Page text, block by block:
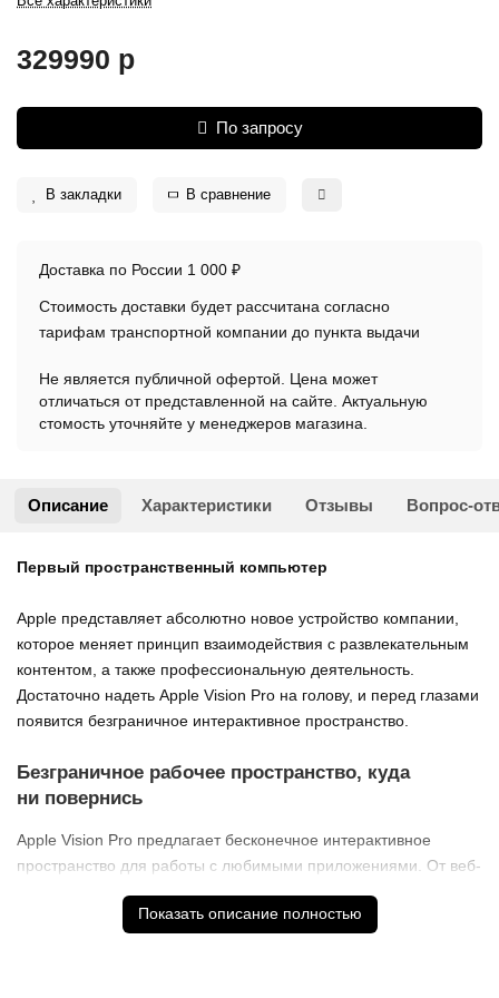
329990 р
По запросу
В закладки В сравнение
Доставка по России 1 000 ₽
Стоимость доставки будет рассчитана согласно
тарифам транспортной компании до пункта выдачи
Не является публичной офертой. Цена может
отличаться от представленной на сайте. Актуальную
стомость уточняйте у менеджеров магазина.
Описание Характеристики Отзывы Вопрос-
Первый пространственный компьютер
Apple представляет абсолютно новое устройство компании,
которое меняет принцип взаимодействия с развлекательным
контентом, а также профессиональную деятельность.
Достаточно надеть Apple Vision Pro на голову, и перед глазами
появится безграничное интерактивное пространство.
Безграничное рабочее пространство, куда
ни повернись
Apple Vision Pro предлагает бесконечное интерактивное
пространство для работы с любимыми приложениями. От веб-
в Сообщениях — располагайте все окна в любых местах
Показать описание полностью